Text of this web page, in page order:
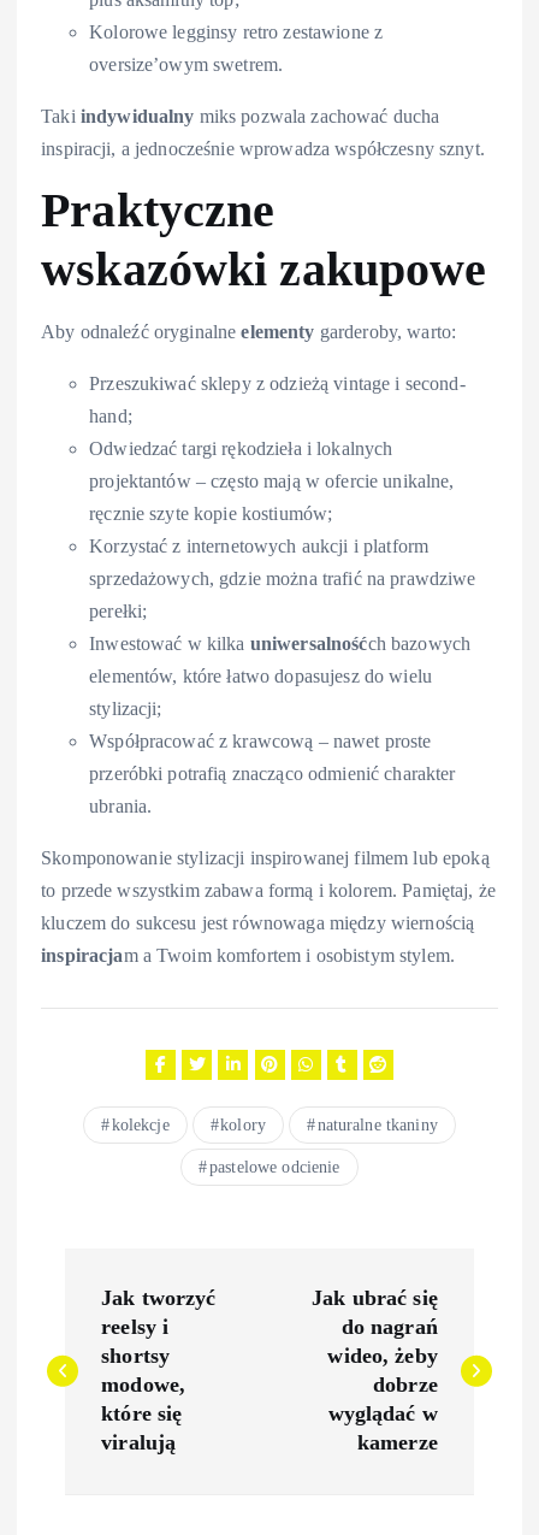
Kolorowe legginsy retro zestawione z
oversize’owym swetrem.
Taki indywidualny miks pozwala zachować ducha
inspiracji, a jednocześnie wprowadza współczesny sznyt.
Praktyczne
wskazówki zakupowe
Aby odnaleźć oryginalneelementy garderoby, warto:
Przeszukiwać sklepy z odzieżą vintage i second-
hand;
Odwiedzać targi rękodzieła i lokalnych
projektantów – często mają w ofercie unikalne,
ręcznie szyte kopie kostiumów;
Korzystać z internetowych aukcji i platform
sprzedażowych, gdzie można trafić na prawdziwe
perełki;
Inwestować w kilka uniwersalnośćch bazowych
elementów, które łatwo dopasujesz do wielu
stylizacji;
Współpracować z krawcową – nawet proste
przeróbki potrafią znacząco odmienić charakter
ubrania.
Skomponowanie stylizacji inspirowanej filmem lub epoką
to przede wszystkim zabawa formą i kolorem. Pamiętaj, że
kluczem do sukcesu jest równowaga między wiernością
inspiracjam a Twoim komfortem i osobistym stylem.
kolekcje kolory naturalne tkaniny
pastelowe odcienie
w
Jak tworzyć
reelsy i
shortsy
modowe,
które się
viralują
Jak ubrać się
do nagrań
wideo, żeby
dobrze
wyglądać w
kamerze